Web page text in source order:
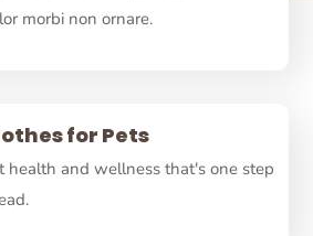
morbi non ornare.
for Pets
health and wellness that's one step